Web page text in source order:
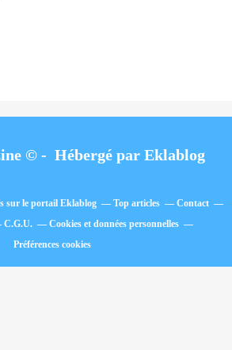
© - Hébergé par Eklablog
sur le portail Eklablog Top articles
Contact
C.G.U.
Cookies et données personnelles
Préférences cookies